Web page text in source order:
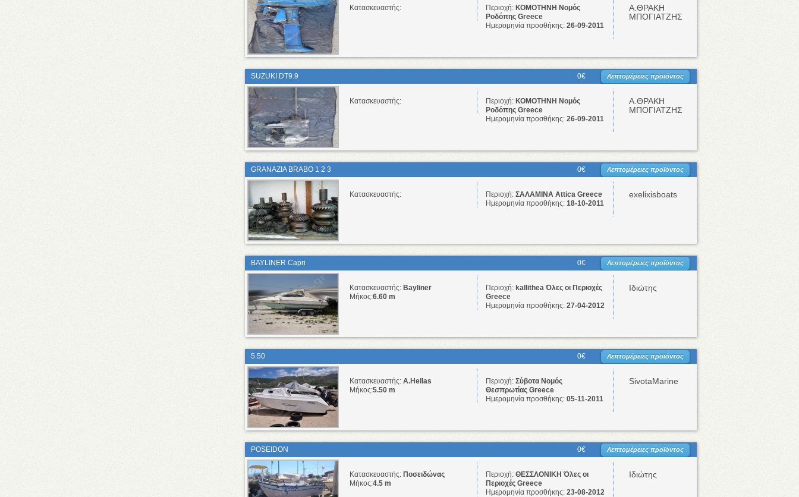
Κατασκευαστής: Περιοχή: ΚΟΜΟΤΗΝΗ Νομός
Ροδόπης Greece
Ημερομηνία προσθήκης: 26-09-2011
Α.ΘΡΑΚΗ
ΜΠΟΓΙΑΤΖΗΣ
SUZUKI DT9.9 0€ Λεπτομέρειες προϊόντος
Κατασκευαστής: Περιοχή: ΚΟΜΟΤΗΝΗ Νομός
Ροδόπης Greece
Ημερομηνία προσθήκης: 26-09-2011
Α.ΘΡΑΚΗ
ΜΠΟΓΙΑΤΖΗΣ
GRANAZIA BRABO 1 2 3 0€ Λεπτομέρειες προϊόντος
Κατασκευαστής: Περιοχή: ΣΑΛΑΜΙΝΑ Attica Greece
Ημερομηνία προσθήκης: 18-10-2011
exelixisboats
BAYLINER Capri 0€ Λεπτομέρειες προϊόντος
Κατασκευαστής: Bayliner
Μήκος:6.60 m
Περιοχή: kallithea Όλες οι Περιοχές
Greece
Ημερομηνία προσθήκης: 27-04-2012
Ιδιώτης
5.50 0€ Λεπτομέρειες προϊόντος
Κατασκευαστής: A.Hellas
Μήκος:5.50 m
Περιοχή: Σύβοτα Νομός
Θεσπρωτίας Greece
Ημερομηνία προσθήκης: 05-11-2011
SivotaMarine
POSEIDON 0€ Λεπτομέρειες προϊόντος
Κατασκευαστής: Ποσειδώνας
Μήκος:4.5 m
Περιοχή: ΘΕΣΣΛΟΝΙΚΗ Όλες οι
Περιοχές Greece
Ημερομηνία προσθήκης: 23-08-2012
Ιδιώτης